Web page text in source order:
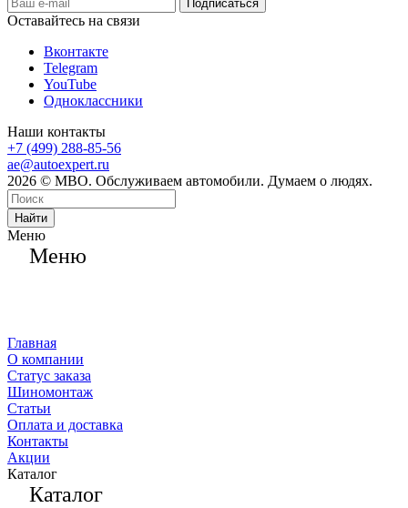
Оставайтесь на связи
Вконтакте
Telegram
YouTube
Одноклассники
Наши контакты
+7 (499) 288-85-56
ae@autoexpert.ru
2026 © МВО. Обслуживаем автомобили. Думаем о людях.
Найти
Меню
Меню
Главная
О компании
Статус заказа
Шиномонтаж
Статьи
Оплата и доставка
Контакты
Акции
Каталог
Каталог